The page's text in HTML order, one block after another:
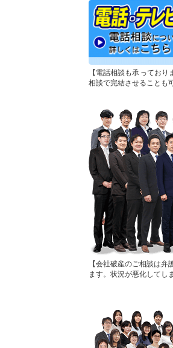
電話相談も承っており
相談で完結させることも
会社破産のご相談は弁
ます。状況が悪化してし